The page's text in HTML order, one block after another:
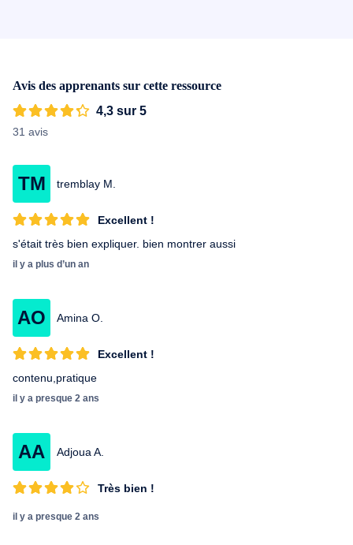
Avis des apprenants sur cette ressource
4,3 sur 5
31 avis
TM tremblay M.
Excellent !
s'était très bien expliquer. bien montrer aussi
il y a plus d’un an
AO Amina O.
Excellent !
contenu,pratique
il y a presque 2 ans
AA Adjoua A.
Très bien !
il y a presque 2 ans